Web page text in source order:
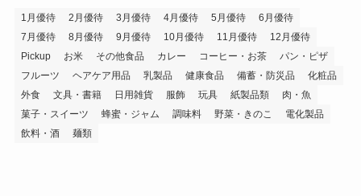
1月優待 2月優待 3月優待 4月優待 5月優待
6月優待
7月優待
8月優待 9月優待 10月優待 11月優待
12月優待
Pickup
お米 その他食品 カレー コーヒー・お茶
パン・ピザ
フルーツ
ヘアケア用品 乳製品 健康食品 備蓄・防災品
化粧品
外食
文具・書籍 日用雑貨 服飾 玩具 紙製品類
肉・魚
菓子・スイーツ
蜂蜜・ジャム 調味料 野菜・きのこ
電化製品
飲料・酒
麺類